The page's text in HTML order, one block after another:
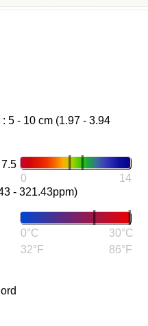
5 - 10 cm (1.97 - 3.94
0 14
- 321.43ppm)
0°C
32°F
30°C
86°F